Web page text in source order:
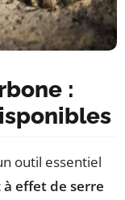
:
outil essentiel
à effet de serre